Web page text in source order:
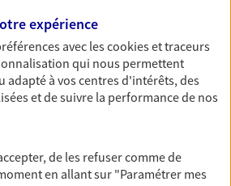
la complémentaire santé qui
assurez-vous avec notre
Préservez vos proches en cas
temporaire totale de travail,
expérience
avec lescookies et traceurs
qui nous permettent
adapté à vos centres d'intérêts, des
et de suivre la performance de nos
de les refuser comme de
en allant sur "Paramétrer mes